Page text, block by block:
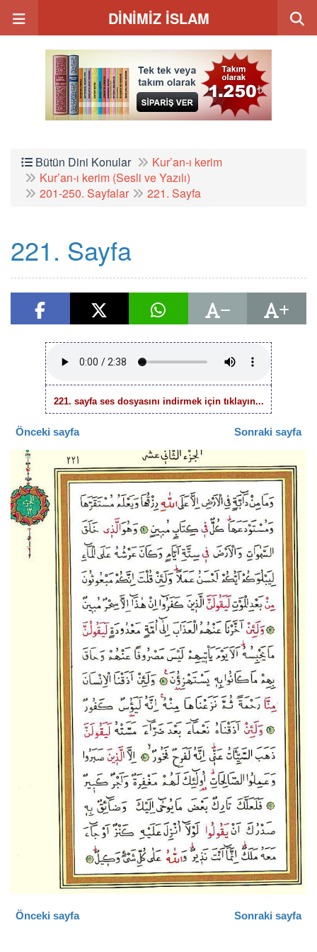
DİNİMİZ İSLAM
Bütün Dini Konular
Kur’an-ı kerim
Kur’an-ı kerim (Sesli ve Yazılı)
201-250. Sayfalar
221. Sayfa
221. Sayfa
221. sayfa ses dosyasını indirmek için tıklayın...
Önceki sayfa Sonraki sayfa
Önceki sayfa Sonraki sayfa